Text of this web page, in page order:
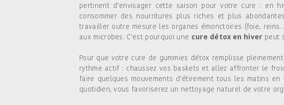
pertinent d’envisager cette saison pour votre cure : en
consommer des nourritures plus riches et plus
travailler outre mesure les organes émonctoires (foie,
aux microbes. C’est pourquoi une cure détox en hiver peut
Pour que votre cure de gummies détox remplisse
rythme actif : chaussez vos baskets et allez affronter le
faire quelques mouvements d’étirement tous les matins
quotidien, vous favoriserez un nettoyage naturel de votre